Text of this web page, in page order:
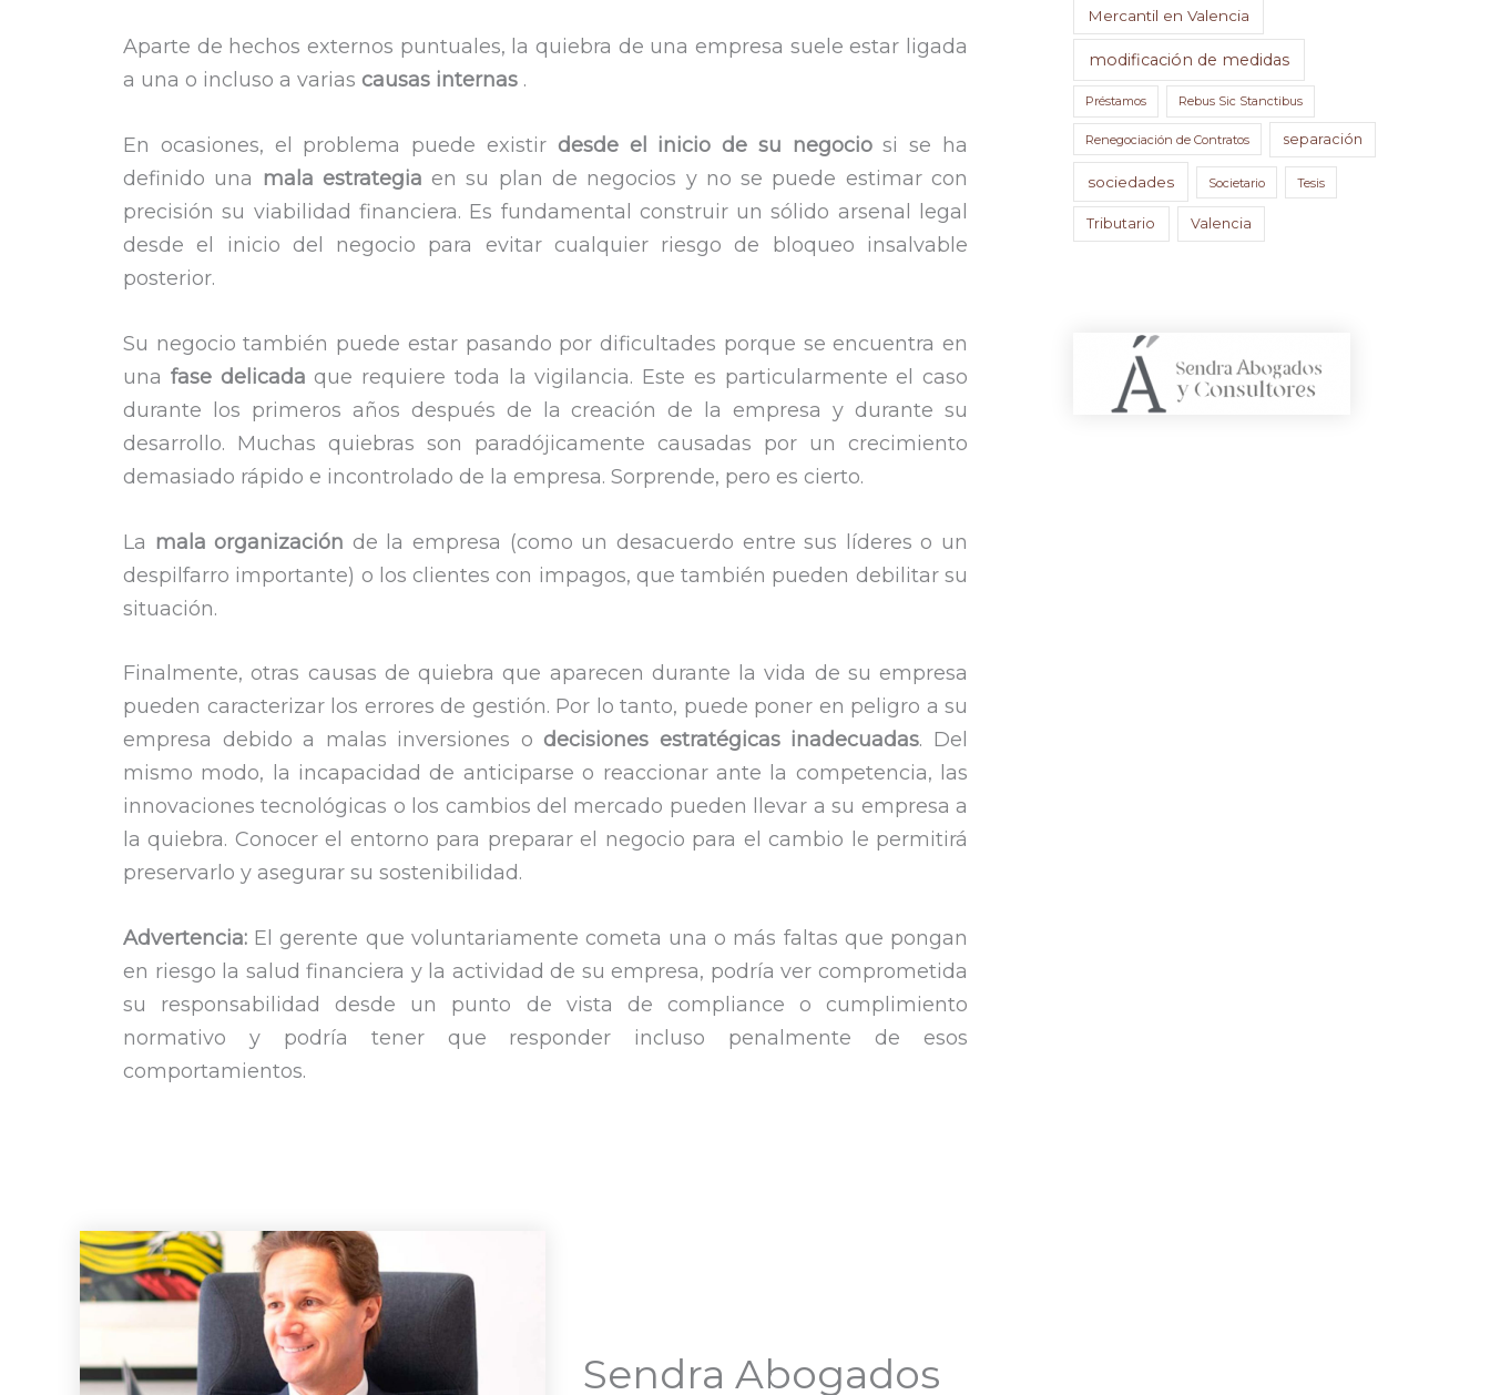
Aparte de hechos externos puntuales, la quiebra de una empresa suele estar ligada
a una o incluso a varias causas internas .
En ocasiones, el problema puede existir desde el inicio de su negociosi se ha
definido una mala estrategia en su plan de negocios y no se puede estimar con
precisión su viabilidad financiera. Es fundamental construir un sólido arsenal legal
desde el inicio del negocio para evitar cualquier riesgo de bloqueo insalvable
posterior.
Su negocio también puede estar pasando por dificultades porque se encuentra en
una fase delicada que requiere toda la vigilancia. Este es particularmente el caso
durante los primeros años después de la creación de la empresa y durante su
desarrollo. Muchas quiebras son paradójicamente causadas por un crecimiento
demasiado rápido e incontrolado de la empresa. Sorprende, pero es cierto.
La mala organización de la empresa (como un desacuerdo entre sus líderes o un
despilfarro importante) o los clientes con impagos, que también pueden debilitar su
situación.
Finalmente, otras causas de quiebra que aparecen durante la vida de su empresa
pueden caracterizar los errores de gestión. Por lo tanto, puede poner en peligro a su
empresa debido a malas inversiones odecisiones estratégicas inadecuadas. Del
mismo modo, la incapacidad de anticiparse o reaccionar ante la competencia, las
innovaciones tecnológicas o los cambios del mercado pueden llevar a su empresa a
la quiebra. Conocer el entorno para preparar el negocio para el cambio le permitirá
preservarlo y asegurar su sostenibilidad.
Advertencia: El gerente que voluntariamente cometa una o más faltas que pongan
en riesgo la salud financiera y la actividad de su empresa, podría ver comprometida
su responsabilidad desde un punto de vista de compliance o cumplimiento
normativo y podría tener que responder incluso penalmente de esos
comportamientos.
Sendra Abogados
Mercantil en Valencia
modificación de medidas
Préstamos Rebus Sic Stanctibus
Renegociación de Contratos separación
sociedades Societario Tesis
Tributario Valencia